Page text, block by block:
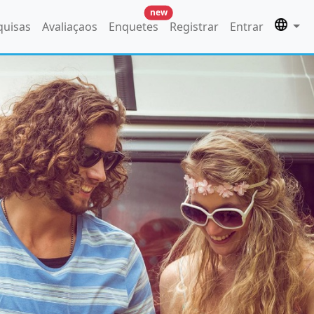
Avaliaçaos Enquetes
new
Registrar Entrar